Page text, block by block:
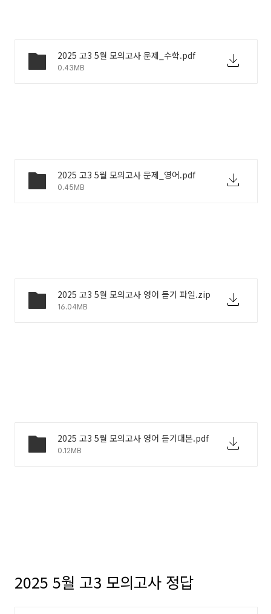
2025 고3 5월 모의고사 문제_수학.pdf
0.43MB
2025 고3 5월 모의고사 문제_영어.pdf
0.45MB
2025 고3 5월 모의고사 영어 듣기 파일.zip
16.04MB
2025 고3 5월 모의고사 영어 듣기대본.pdf
0.12MB
2025 5월 고3 모의고사 정답